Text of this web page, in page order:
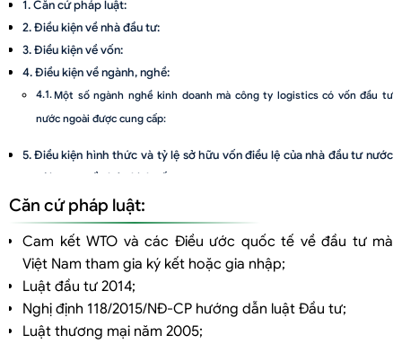
Căn cứ pháp luật:
Điều kiện về nhà đầu tư:
Điều kiện về vốn:
Điều kiện về ngành, nghề:
Một số ngành nghề kinh doanh mà công ty logistics có vốn đầu tư
nước ngoài được cung cấp:
Điều kiện hình thức và tỷ lệ sở hữu vốn điều lệ của nhà đầu tư nước
ngoài trong tổ chức kinh tế
Điều kiện về Giấy phép kinh doanh theo pháp luật chuyên ngành.
Căn cứ pháp luật:
Cam kết WTO và các Điều ước quốc tế về đầu tư mà
Việt Nam tham gia ký kết hoặc gia nhập;
Luật đầu tư 2014;
Nghị định 118/2015/NĐ-CP hướng dẫn luật Đầu tư;
Luật thương mại năm 2005;